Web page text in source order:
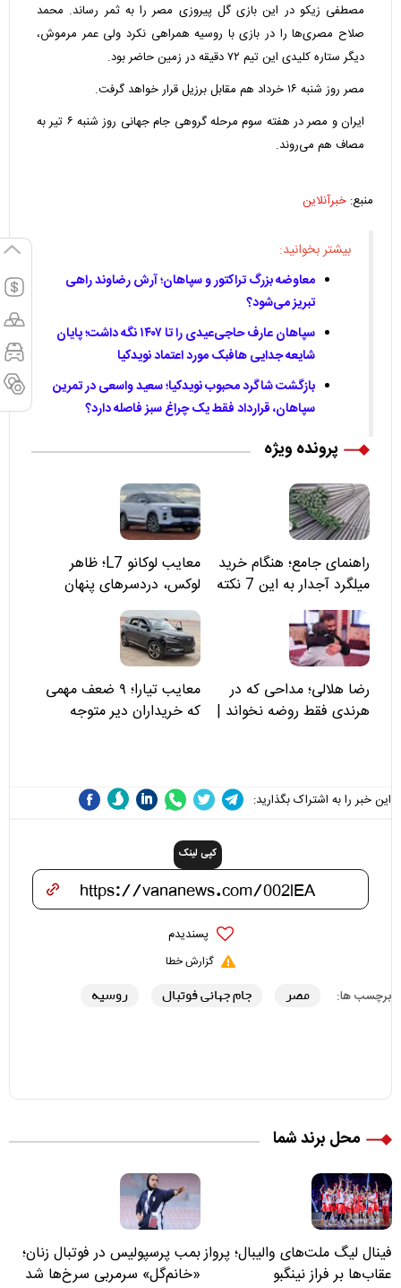
مصطفی زیکو در این بازی گل پیروزی مصر را به ثمر رساند. محمد
صلاح مصری‌ها را در بازی با روسیه همراهی نکرد ولی عمر مرموش،
دیگر ستاره کلیدی این تیم ۷۲ دقیقه در زمین حاضر بود.
مصر روز شنبه ۱۶ خرداد هم مقابل برزیل قرار خواهد گرفت.
ایران و مصر در هفته سوم مرحله گروهی جام جهانی روز شنبه ۶ تیر به
مصاف هم می‌روند.
منبع: خبرآنلاین
بیشتر بخوانید:
معاوضه بزرگ تراکتور و سپاهان؛ آرش رضاوند راهی
تبریز می‌شود؟
سپاهان عارف حاجی‌عیدی را تا ۱۴۰۷ نگه داشت؛ پایان
شایعه جدایی هافبک مورد اعتماد نویدکیا
بازگشت شاگرد محبوب نویدکیا؛ سعید واسعی در تمرین
سپاهان، قرارداد فقط یک چراغ سبز فاصله دارد؟
پرونده ویژه
راهنمای جامع؛ هنگام خرید
میلگرد آجدار به این 7 نکته
توجه کنید
معایب لوکانو L7؛ ظاهر
لوکس، دردسرهای پنهان
رضا هلالی؛ مداحی که در
هرندی فقط روضه نخواند |
معایب تیارا؛ ۹ ضعف مهمی
که خریداران دیر متوجه
این خبر را به اشتراک بگذارید:
کپی لینک
پسندیدم
گزارش خطا
برچسب ها: مصر جام جهانی فوتبال روسیه
محل برند شما
فینال لیگ ملت‌های والیبال؛ پرواز
عقاب‌ها بر فراز نینگبو
بمب پرسپولیس در فوتبال زنان؛
«خانم‌گل» سرمربی سرخ‌ها شد